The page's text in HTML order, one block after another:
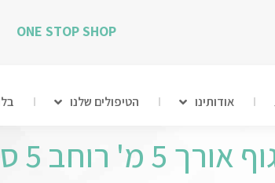
ONE STOP SHOP
אודותינו הטיפולים שלנו
רוחב 5 ס"מ